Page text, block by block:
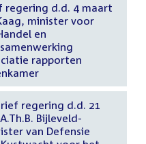
regering d.d. 4 maart
minister voor
en
rapporten
regering d.d. 21
Bijleveld-
van Defensie